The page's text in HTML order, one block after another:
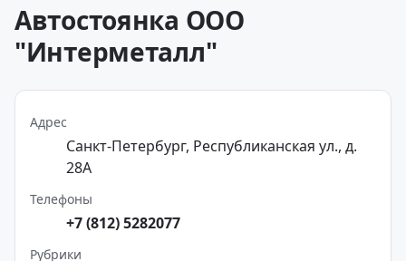
Автостоянка ООО
"Интерметалл"
Адрес
Санкт-Петербург, Республиканская ул., д.
28А
Телефоны
+7 (812) 5282077
Рубрики